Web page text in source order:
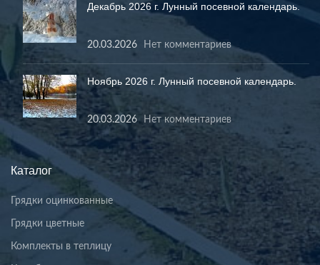
Декабрь 2026 г. Лунный посевной календарь.
20.03.2026 Нет комментариев
Ноябрь 2026 г. Лунный посевной календарь.
20.03.2026 Нет комментариев
Каталог
Грядки оцинкованные
Грядки цветные
Комплекты в теплицу